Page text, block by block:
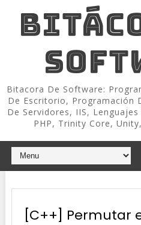
Bitacora De Software:
De Escritorio, Programación
De Servidores, IIS,
PHP, Trinity Core,
[C++] Permutar